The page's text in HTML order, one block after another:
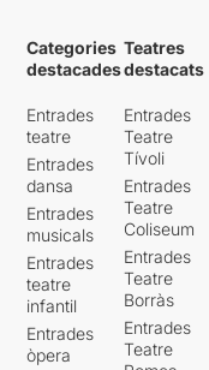
Categories
destacades
Entrades
teatre
Entrades
dansa
Entrades
musicals
Entrades
teatre
infantil
Entrades
òpera
Teatres
destacats
Entrades
Teatre
Tívoli
Entrades
Teatre
Coliseum
Entrades
Teatre
Borràs
Entrades
Teatre